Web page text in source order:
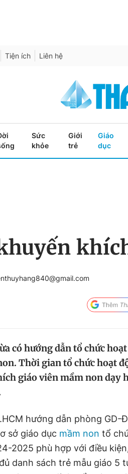
Tiện ích Liên hệ
Sức
khỏe
Giới
trẻ
Giáo
dục
có hướng dẫn tổ chức
Thời gian tổ chức hoạt
giáo viên mầm non dạy
hướng dẫn phòng GD-
sở giáo dục mầm non tổ
2025 phù hợp với điều
danh sách trẻ mẫu giáo 5